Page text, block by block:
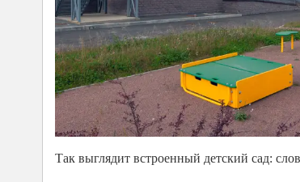
Так выглядит встроенный детский сад: